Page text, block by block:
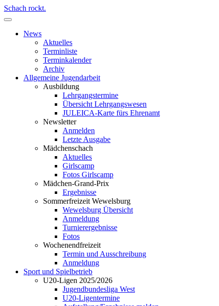
Schach rockt.
News
Aktuelles
Terminliste
Terminkalender
Archiv
Allgemeine Jugendarbeit
Ausbildung
Lehrgangstermine
Übersicht Lehrgangswesen
JULEICA-Karte fürs Ehrenamt
Newsletter
Anmelden
Letzte Ausgabe
Mädchenschach
Aktuelles
Girlscamp
Fotos Girlscamp
Mädchen-Grand-Prix
Ergebnisse
Sommerfreizeit Wewelsburg
Wewelsburg Übersicht
Anmeldung
Turnierergebnisse
Fotos
Wochenendfreizeit
Termin und Ausschreibung
Anmeldung
Sport und Spielbetrieb
U20-Ligen 2025/2026
Jugendbundesliga West
U20-Ligentermine